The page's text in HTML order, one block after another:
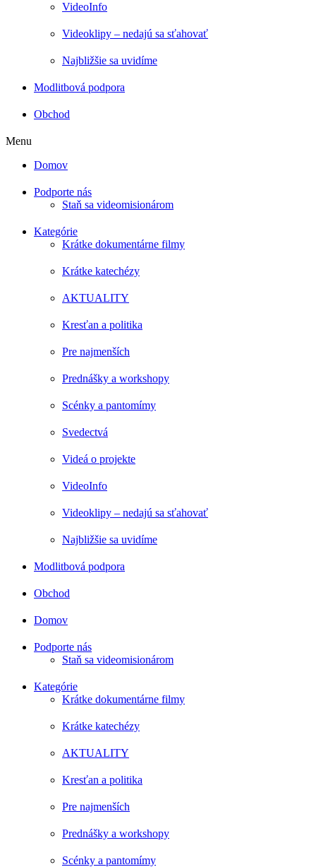
VideoInfo
Videoklipy – nedajú sa sťahovať
Najbližšie sa uvidíme
Modlitbová podpora
Obchod
Menu
Domov
Podporte nás
Staň sa videomisionárom
Kategórie
Krátke dokumentárne filmy
Krátke katechézy
AKTUALITY
Kresťan a politika
Pre najmenších
Prednášky a workshopy
Scénky a pantomímy
Svedectvá
Videá o projekte
VideoInfo
Videoklipy – nedajú sa sťahovať
Najbližšie sa uvidíme
Modlitbová podpora
Obchod
Domov
Podporte nás
Staň sa videomisionárom
Kategórie
Krátke dokumentárne filmy
Krátke katechézy
AKTUALITY
Kresťan a politika
Pre najmenších
Prednášky a workshopy
Scénky a pantomímy